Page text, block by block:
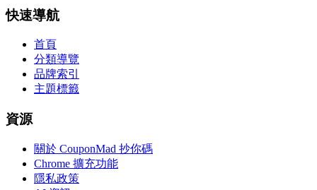
快速導航
首頁
分類導覽
品牌索引
主題標籤
資源
關於 CouponMad 抄你碼
Chrome 擴充功能
隱私政策